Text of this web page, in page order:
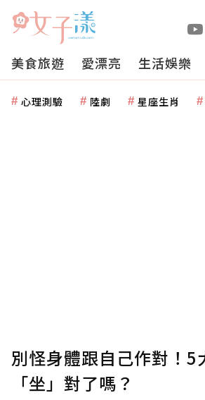
美食旅遊 愛漂亮 生活娛樂
心理測驗 陸劇 星座生肖
別怪身體跟自己作對！5
「坐」對了嗎？